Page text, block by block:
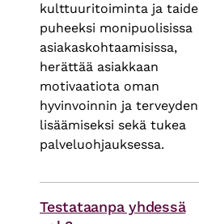
kulttuuritoiminta ja taide
puheeksi monipuolisissa
asiakaskohtaamisissa,
herättää asiakkaan
motivaatiota oman
hyvinvoinnin ja terveyden
lisäämiseksi sekä tukea
palveluohjauksessa.
Testataanpa yhdessä